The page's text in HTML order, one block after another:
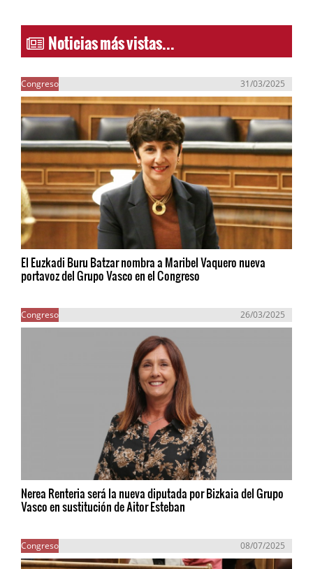
Noticias más vistas...
Congreso 31/03/2025
El Euzkadi Buru Batzar nombra a Maribel Vaquero nueva
portavoz del Grupo Vasco en el Congreso
Congreso 26/03/2025
Nerea Renteria será la nueva diputada por Bizkaia del Grupo
Vasco en sustitución de Aitor Esteban
Congreso 08/07/2025